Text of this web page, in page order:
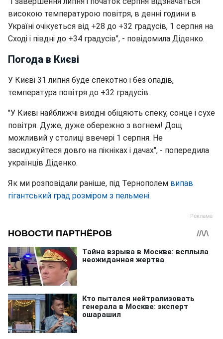
високою температурою повітря, в денні години в
Україні очікується від +28 до +32 градусів, 1 серпня на
Сході і півдні до +34 градусів", - повідомила Діденко.
Погода в Києві
У Києві 31 липня буде спекотно і без опадів,
температура повітря до +32 градусів.
"У Києві найближчі вихідні обіцяють спеку, сонце і сухе
повітря. Дуже, дуже обережно з вогнем! Дощ
можливий у столиці ввечері 1 серпня. Не
засиджуйтеся довго на пікніках і дачах", - попередила
українців Діденко.
Як ми розповідали раніше, під Тернополем випав
гігантський град розміром з пельмені.